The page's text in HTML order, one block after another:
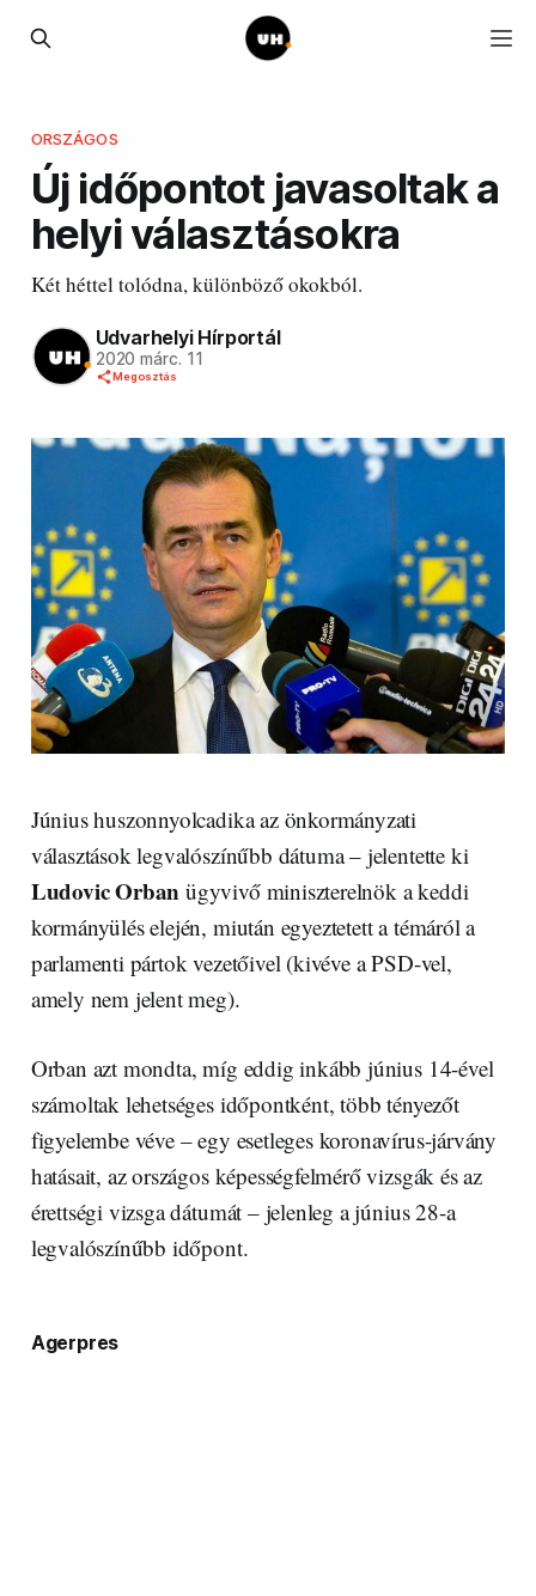
ORSZÁGOS
Új időpontot javasoltak a
helyi választásokra
Két héttel tolódna, különböző okokból.
Udvarhelyi Hírportál
2020 márc. 11
Megosztás
Június huszonnyolcadika az önkormányzati
választások legvalószínűbb dátuma – jelentette ki
Ludovic Orban ügyvivő miniszterelnök a keddi
kormányülés elején, miután egyeztetett a témáról a
parlamenti pártok vezetőivel (kivéve a PSD-vel,
amely nem jelent meg).
Orban azt mondta, míg eddig inkább június 14-ével
számoltak lehetséges időpontként, több tényezőt
figyelembe véve – egy esetleges koronavírus-járvány
hatásait, az országos képességfelmérő vizsgák és az
érettségi vizsga dátumát – jelenleg a június 28-a
legvalószínűbb időpont.
Agerpres